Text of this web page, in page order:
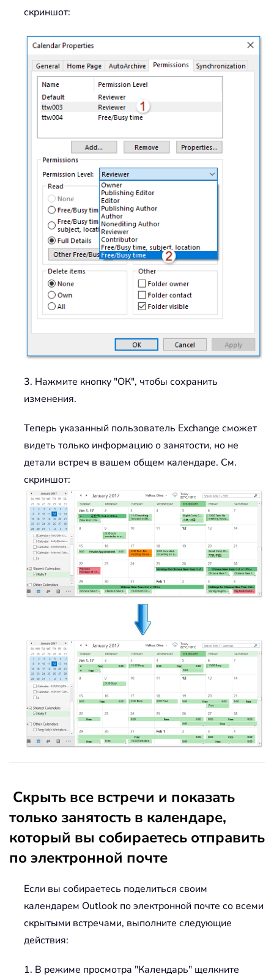
скриншот:
3. Нажмите кнопку "ОК", чтобы сохранить
изменения.
Теперь указанный пользователь Exchange сможет
видеть только информацию о занятости, но не
детали встреч в вашем общем календаре. См.
скриншот:
Скрыть все встречи и показать
только занятость в календаре,
который вы собираетесь отправить
по электронной почте
Если вы собираетесь поделиться своим
календарем Outlook по электронной почте со всеми
скрытыми встречами, выполните следующие
действия:
1. В режиме просмотра "Календарь" щелкните